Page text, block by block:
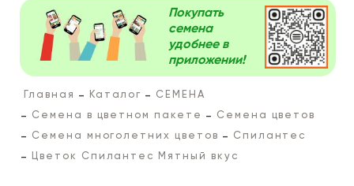
Покупать
семена
удобнее в
приложении!
Главная Каталог
СЕМЕНА
Семена в цветном пакете
Семена цветов
Семена многолетних цветов
Спилантес
Цветок Спилантес Мятный вкус